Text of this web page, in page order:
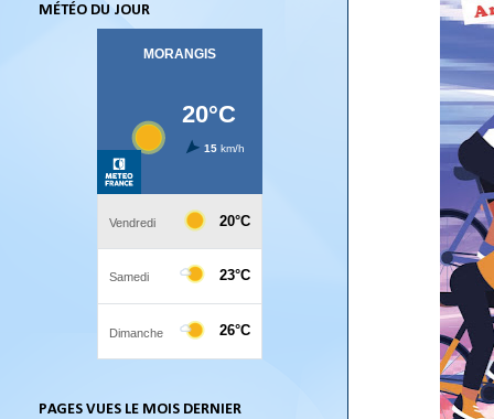
MÉTÉO DU JOUR
PAGES VUES LE MOIS DERNIER